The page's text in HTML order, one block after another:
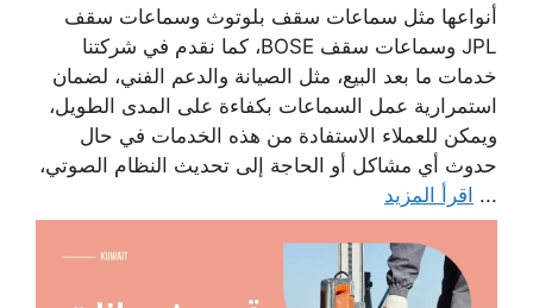
أنواعها مثل سماعات سقف بلوتوث وسماعات سقف
JPL وسماعات سقف BOSE، كما نقدم في شركتنا
خدمات ما بعد البيع، مثل الصيانة والدعم الفني، لضمان
استمرارية عمل السماعات بكفاءة على المدى الطويل،
ويمكن للعملاء الاستفادة من هذه الخدمات في حال
حدوث أي مشاكل أو الحاجة إلى تحديث النظام الصوتي،
... اقرأ المزيد